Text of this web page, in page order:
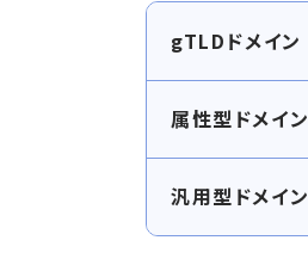
C
I
管
き
gTLDドメイン
属性型ドメイン
汎用型ドメイン